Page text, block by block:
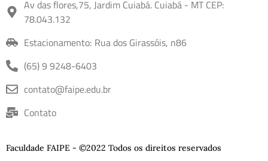
Av das flores,75, Jardim Cuiabá. Cuiabá - MT CEP:
78.043.132
Estacionamento: Rua dos Girassóis, n86
(65) 9 9248-6403
contato@faipe.edu.br
Contato
Faculdade FAIPE - ©2022 Todos os direitos reservados